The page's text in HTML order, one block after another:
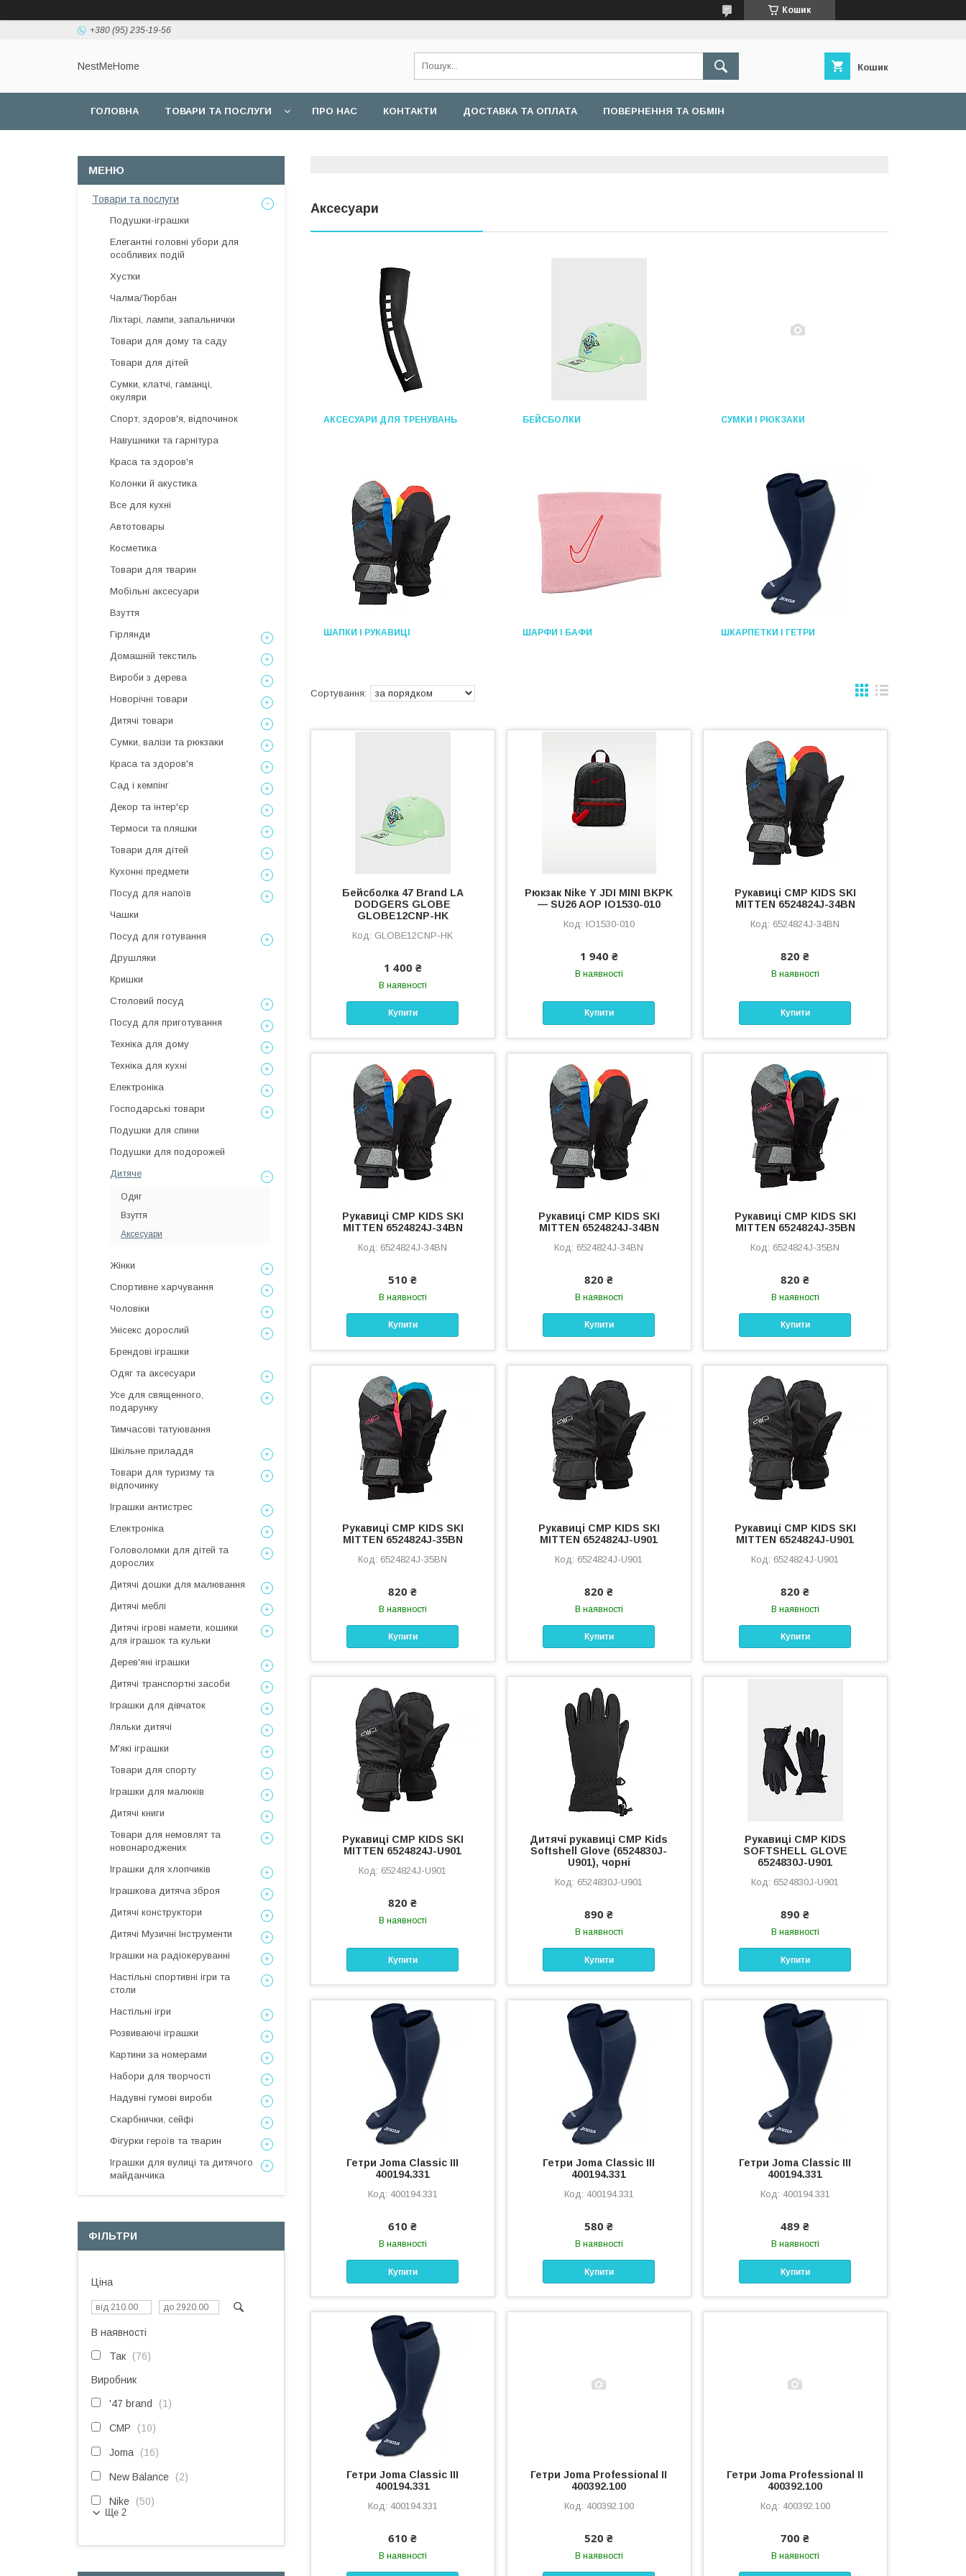
Кошик
+380 (95) 235-19-56
NestMeHome Кошик
ГОЛОВНА ТОВАРИ ТА ПОСЛУГИ ПРО НАС КОНТАКТИ ДОСТАВКА ТА ОПЛАТА ПОВЕРНЕННЯ ТА ОБМІН
Аксесуари
АКСЕСУАРИ ДЛЯ ТРЕНУВАНЬ БЕЙСБОЛКИ CУМКИ І РЮКЗАКИ
ШАПКИ І РУКАВИЦІ ШАРФИ І БАФИ ШКАРПЕТКИ І ГЕТРИ
Бейсболка 47 Brand LA
DODGERS GLOBE
GLOBE12CNP-HK
GLOBE12CNP-HK
1 400 ₴
В наявності
Купити
Рюкзак Nike Y JDI MINI BKPK
— SU26 AOP IO1530-010
IO1530-010
1 940 ₴
В наявності
Купити
Рукавиці CMP KIDS SKI
MITTEN 6524824J-34BN
6524824J-34BN
820 ₴
В наявності
Купити
Рукавиці CMP KIDS SKI
MITTEN 6524824J-34BN
6524824J-34BN
510 ₴
В наявності
Купити
Рукавиці CMP KIDS SKI
MITTEN 6524824J-34BN
6524824J-34BN
820 ₴
В наявності
Купити
Рукавиці CMP KIDS SKI
MITTEN 6524824J-35BN
6524824J-35BN
820 ₴
В наявності
Купити
Рукавиці CMP KIDS SKI
MITTEN 6524824J-35BN
6524824J-35BN
820 ₴
В наявності
Купити
Рукавиці CMP KIDS SKI
MITTEN 6524824J-U901
6524824J-U901
820 ₴
В наявності
Купити
Рукавиці CMP KIDS SKI
MITTEN 6524824J-U901
6524824J-U901
820 ₴
В наявності
Купити
Рукавиці CMP KIDS SKI
MITTEN 6524824J-U901
6524824J-U901
820 ₴
В наявності
Купити
Дитячі рукавиці CMP Kids
Softshell Glove (6524830J-
U901), чорні
6524830J-U901
890 ₴
В наявності
Купити
Рукавиці CMP KIDS
SOFTSHELL GLOVE
6524830J-U901
6524830J-U901
890 ₴
В наявності
Купити
Гетри Joma Classic III
400194.331
400194.331
610 ₴
В наявності
Купити
Гетри Joma Classic III
400194.331
400194.331
580 ₴
В наявності
Купити
Гетри Joma Classic III
400194.331
400194.331
489 ₴
В наявності
Купити
Гетри Joma Classic III
400194.331
400194.331
610 ₴
В наявності
Гетри Joma Professional II
400392.100
400392.100
520 ₴
В наявності
Гетри Joma Professional II
400392.100
400392.100
700 ₴
В наявності
Товари та послуги
Подушки-іграшки
Елегантні головні убори для
особливих подій
Хустки
Чалма/Тюрбан
Ліхтарі, лампи, запальнички
Товари для дому та саду
Товари для дітей
Сумки, клатчі, гаманці,
окуляри
Спорт, здоров'я, відпочинок
Навушники та гарнітура
Краса та здоров'я
Колонки й акустика
Все для кухні
Автотовары
Косметика
Товари для тварин
Мобільні аксесуари
Взуття
Гірлянди
Домашній текстиль
Вироби з дерева
Новорічні товари
Дитячі товари
Сумки, валізи та рюкзаки
Краса та здоров'я
Сад і кемпінг
Декор та інтер'єр
Термоси та пляшки
Товари для дітей
Кухонні предмети
Посуд для напоїв
Чашки
Посуд для готування
Друшляки
Кришки
Столовий посуд
Посуд для приготування
Техніка для дому
Техніка для кухні
Електроніка
Господарські товари
Подушки для спини
Подушки для подорожей
Дитяче
Одяг
Взуття
Аксесуари
Жінки
Спортивне харчування
Чоловіки
Унісекс дорослий
Брендові іграшки
Одяг та аксесуари
Усе для священного,
подарунку
Тимчасові татуювання
Шкільне приладдя
Товари для туризму та
відпочинку
Іграшки антистрес
Електроніка
Головоломки для дітей та
дорослих
Дитячі дошки для малювання
Дитячі меблі
Дитячі ігрові намети, кошики
для іграшок та кульки
Дерев'яні іграшки
Дитячі транспортні засоби
Іграшки для дівчаток
Ляльки дитячі
М'які іграшки
Товари для спорту
Іграшки для малюків
Дитячі книги
Товари для немовлят та
новонароджених
Іграшки для хлопчиків
Іграшкова дитяча зброя
Дитячі конструктори
Дитячі Музичні Інструменти
Іграшки на радіокеруванні
Настільні спортивні ігри та
столи
Настільні ігри
Розвиваючі іграшки
Картини за номерами
Набори для творчості
Надувні гумові вироби
Скарбнички, сейфі
Фігурки героїв та тварин
Іграшки для вулиці та дитячого
майданчика
ФІЛЬТРИ
Ціна
В наявності
Так 76
Виробник
'47 brand 1
CMP 10
Joma 16
New Balance 2
Nike 50
Ще 2